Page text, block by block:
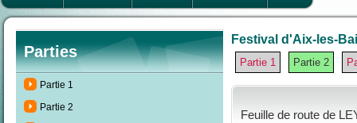
Parties
Partie 1
Partie 2
Festival d'Aix-les-
Partie 1 Partie 2
Feuille de route de